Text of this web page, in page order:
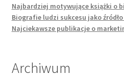
Najbardziej motywujące książki o
Biografie ludzi sukcesu jako
Najciekawsze publikacje o
Archiwum